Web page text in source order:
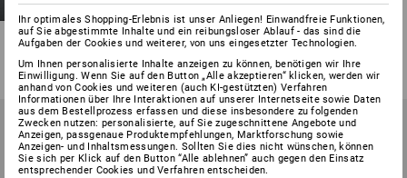
Sirius II
8 Farben
(m. MwSt.) ab 10 Paar
Ihr optimales Shopping-Erlebnis ist unser Anliegen! Einwandfreie Funktionen,
auf Sie abgestimmte Inhalte und ein reibungsloser Ablauf - das sind die
Aufgaben der Cookies und weiterer, von uns eingesetzter Technologien.
Um Ihnen personalisierte Inhalte anzeigen zu können, benötigen wir Ihre
Einwilligung. Wenn Sie auf den Button „Alle akzeptieren“ klicken, werden wir
anhand von Cookies und weiteren (auch KI-gestützten) Verfahren
Informationen über Ihre Interaktionen auf unserer Internetseite sowie Daten
aus dem Bestellprozess erfassen und diese insbesondere zu folgenden
Zwecken nutzen: personalisierte, auf Sie zugeschnittene Angebote und
Anzeigen, passgenaue Produktempfehlungen, Marktforschung sowie
Anzeigen- und Inhaltsmessungen. Sollten Sie dies nicht wünschen, können
Sie sich per Klick auf den Button “Alle ablehnen” auch gegen den Einsatz
entsprechender Cookies und Verfahren entscheiden.